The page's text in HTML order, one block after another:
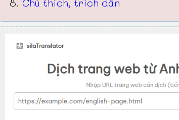
Chú thích, trích dẫn